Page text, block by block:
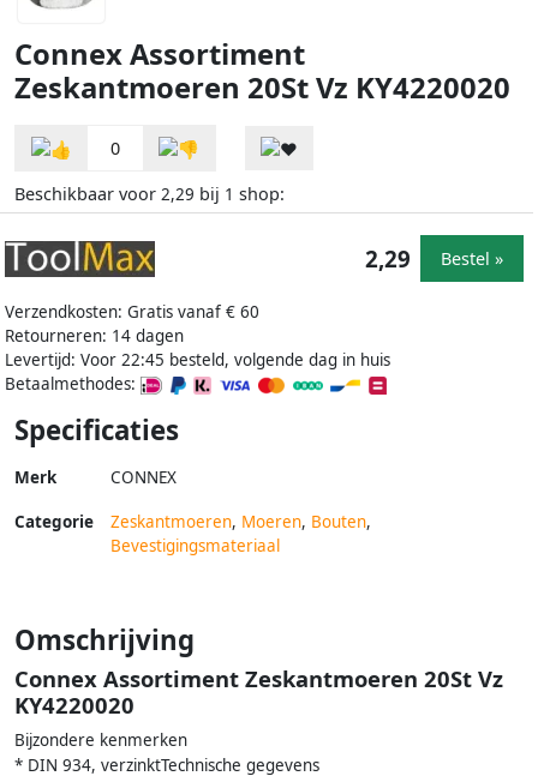
Connex Assortiment
Zeskantmoeren 20St Vz KY4220020
0
Beschikbaar voor 2,29 bij 1 shop:
Verzendkosten: Gratis vanaf € 60
Retourneren: 14 dagen
Levertijd: Voor 22:45 besteld, volgende dag in huis
Betaalmethodes:
2,29 Bestel »
Specificaties
Merk CONNEX
Categorie Zeskantmoeren, Moeren, Bouten,
Bevestigingsmateriaal
Omschrijving
Connex Assortiment Zeskantmoeren 20St Vz
KY4220020
Bijzondere kenmerken
* DIN 934, verzinktTechnische gegevens